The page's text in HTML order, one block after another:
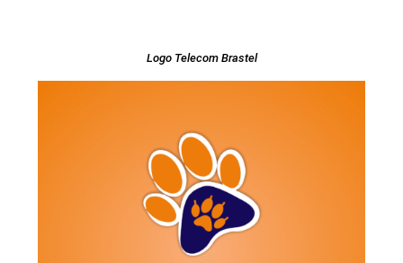
Logo Telecom Brastel